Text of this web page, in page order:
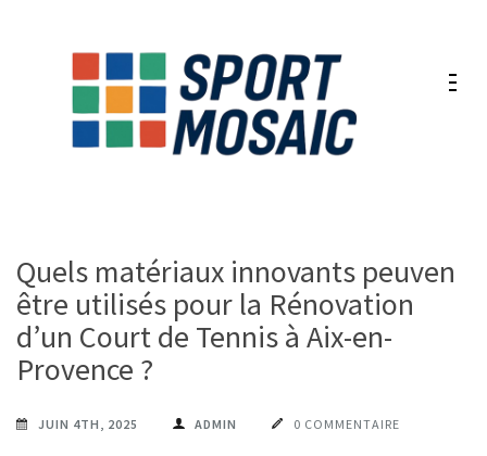
Quels matériaux innovants peuvent
être utilisés pour la Rénovation
d’un Court de Tennis à Aix-en-
Provence ?
JUIN 4TH, 2025 ADMIN 0 COMMENTAIRE